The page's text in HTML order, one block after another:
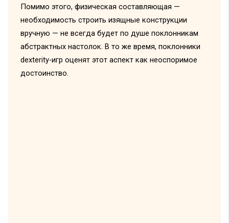
Помимо этого, физическая составляющая —
необходимость строить изящные конструкции
вручную — не всегда будет по душе поклонникам
абстрактных настолок. В то же время, поклонники
dexterity-игр оценят этот аспект как неоспоримое
достоинство.